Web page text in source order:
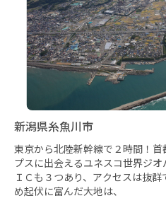
新潟県糸魚川市
東京から北陸新幹線で２時間！
プスに出会えるユネスコ世界ジ
ＩＣも３つあり、アクセスは抜
め起伏に富んだ大地は、